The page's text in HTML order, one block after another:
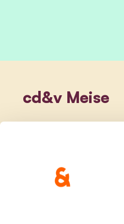
cd&v Meise